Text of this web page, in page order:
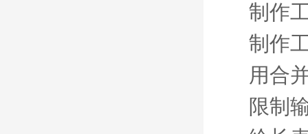
制作
制作
用合
限制